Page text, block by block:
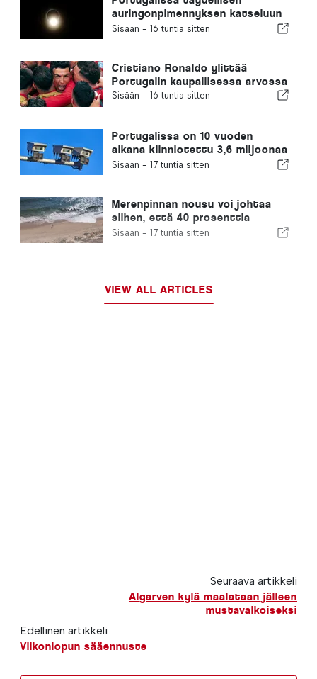
auringonpimennyksen katseluun
tarkoitetut ilmaiset aurinkolasit
Sisään - 16 tuntia sitten
Cristiano Ronaldo ylittää
Portugalin kaupallisessa arvossa
Sisään - 16 tuntia sitten
Portugalissa on 10 vuoden
aikana kiinniotettu 3,6 miljoonaa
ylinopeutta ajanutta kuljettajaa
Sisään - 17 tuntia sitten
Merenpinnan nousu voi johtaa
siihen, että 40 prosenttia
Portugalin rannoista katoaa
Sisään - 17 tuntia sitten
VIEW ALL ARTICLES
Seuraava artikkeli
Algarven kylä maalataan jälleen
mustavalkoiseksi
Edellinen artikkeli
Viikonlopun sääennuste